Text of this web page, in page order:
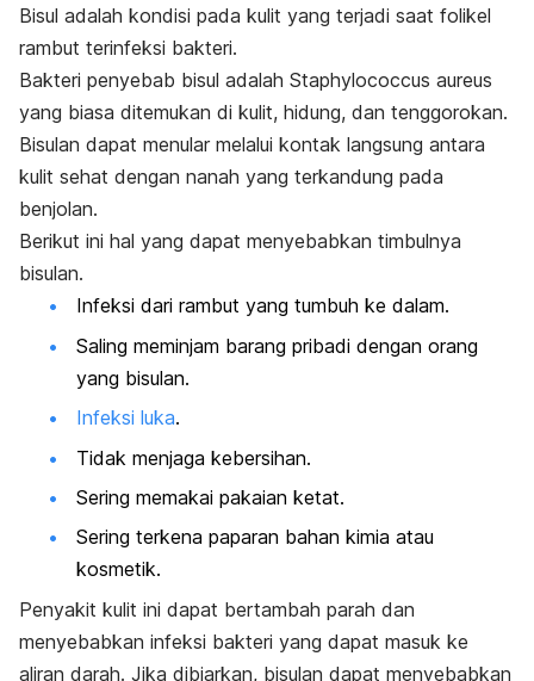
Bisul adalah kondisi pada kulit yang terjadi saat folikel
rambut terinfeksi bakteri.
Bakteri penyebab bisul adalah Staphylococcus aureus
yang biasa ditemukan di kulit, hidung, dan tenggorokan.
Bisulan dapat menular melalui kontak langsung antara
kulit sehat dengan nanah yang terkandung pada
benjolan.
Berikut ini hal yang dapat menyebabkan timbulnya
bisulan.
Infeksi dari rambut yang tumbuh ke dalam.
Saling meminjam barang pribadi dengan orang
yang bisulan.
Infeksi luka.
Tidak menjaga kebersihan.
Sering memakai pakaian ketat.
Sering terkena paparan bahan kimia atau
kosmetik.
Penyakit kulit ini dapat bertambah parah dan
menyebabkan infeksi bakteri yang dapat masuk ke
aliran darah. Jika dibiarkan, bisulan dapat menyebabkan